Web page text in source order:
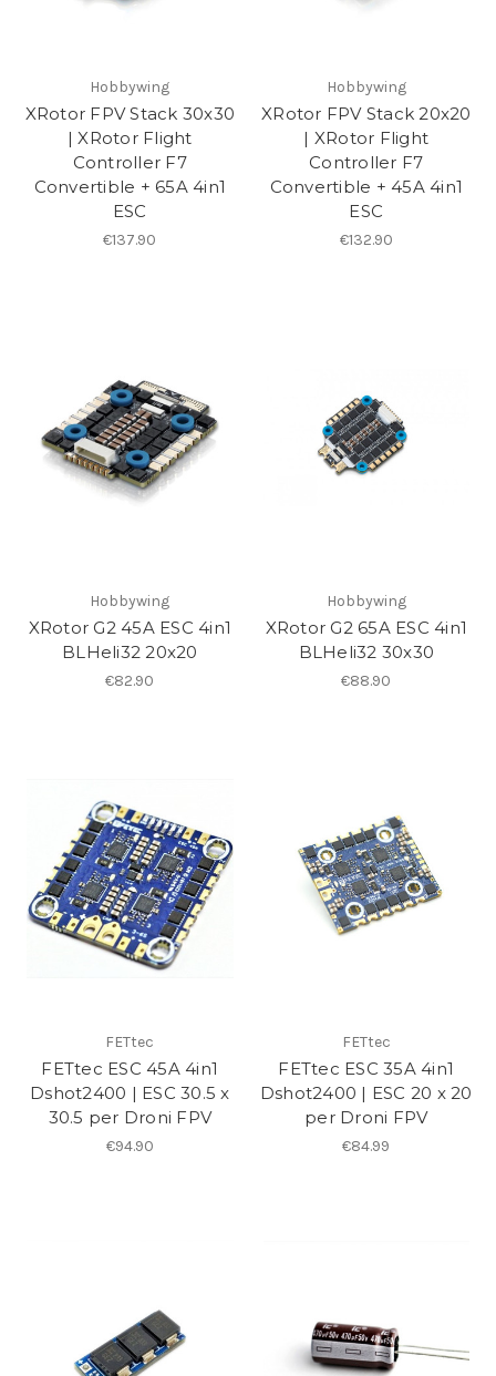
Hobbywing
XRotor FPV Stack 30x30
| XRotor Flight
Controller F7
Convertible + 65A 4in1
ESC
€137.90
Hobbywing
XRotor FPV Stack 20x20
| XRotor Flight
Controller F7
Convertible + 45A 4in1
ESC
€132.90
Hobbywing
XRotor G2 45A ESC 4in1
BLHeli32 20x20
€82.90
Hobbywing
XRotor G2 65A ESC 4in1
BLHeli32 30x30
€88.90
FETtec
FETtec ESC 45A 4in1
Dshot2400 | ESC 30.5 x
30.5 per Droni FPV
€94.90
FETtec
FETtec ESC 35A 4in1
Dshot2400 | ESC 20 x 20
per Droni FPV
€84.99